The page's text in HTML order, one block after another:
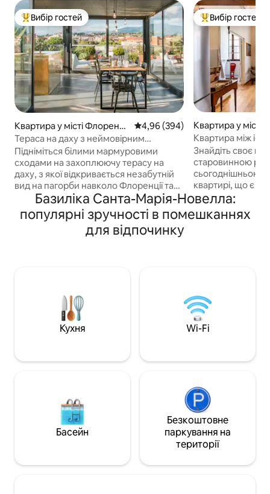
Топ вибір гостей
Вибір гостей
Квартира у місті Флоренці
я
Середня оцінка: 4,96 з 5,
4,96 (394)
Тераса на даху з неймовірним
краєвидом. Коротка прогулянка до
Дуомо.
Підніміться білими мармуровими
сходами на захоплюючу терасу на
даху, з якої відкривається незабутній
вид на пагорби навколо Флоренції та
історичний центр. Ця квартира була
нещодавно відремонтована,
поєднуючи різні види архітектури та
помешкання піддається санобробці за
допомогою генераторів Ozone.
Квартира щойно відреставрована з
особливим смаком, змішуючи різні
поверхова квартира на останньому
поверсі розташовані спальні
(апартаменти та друга спальня), ванна
кімната та гардеробна кімната. Люкс
запроваджений елегантною вітальнею
праскою, що розділяє її від спальні з
Топ вибір гостей
Вибір гостей
Квартира у місті
я
Квартира між
біля Дуомо
Знайдіть своє
старовинною
сьогоднішньою
квартирі, що є
Палаццо Д
зручностями,
високими
будівлі,
простирадла при
Простір
та оформленими
середовище
(Wi-Fi,
історичну
практичність та
хто подорожує з
антишукані штори
приміщення
Вітальне
Базиліка Санта-Марія-Новелла:
популярні зручності в помешканнях
для відпочинку
Кухня Wi-Fi
Басейн
Безкоштовне
паркування на
території